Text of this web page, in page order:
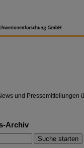
und Pressemitteilungen
Archiv